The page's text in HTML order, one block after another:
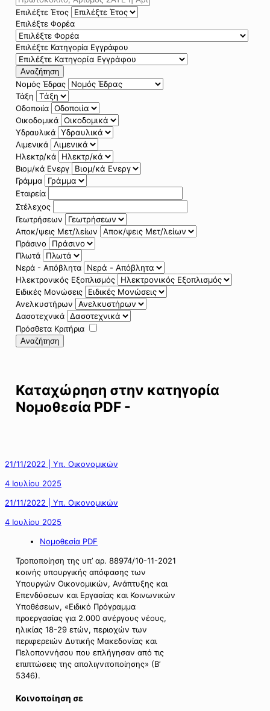
Επιλέξτε Έτος
Επιλέξτε Φορέα
Επιλέξτε Κατηγορία Εγγράφου
Αναζήτηση
Νομός Έδρας
Τάξη
Οδοποιία
Οικοδομικά
Υδραυλικά
Λιμενικά
Ηλεκτρ/κά
Βιομ/κά Ενεργ
Γράμμα
Εταιρεία
Στέλεχος
Γεωτρήσεων
Αποκ/ψεις Μετ/λείων
Πράσινο
Πλωτά
Νερά - Απόβλητα
Ηλεκτρονικός Εξοπλισμός
Ειδικές Μονώσεις
Ανελκυστήρων
Δασοτεχνικά
Πρόσθετα Κριτήρια
Αναζήτηση
Καταχώρηση στην κατηγορία
Νομοθεσία PDF -
21/11/2022 | Υπ. Οικονομικών
4 Ιουλίου 2025
21/11/2022 | Υπ. Οικονομικών
4 Ιουλίου 2025
Νομοθεσία PDF
Τροποποίηση της υπ’ αρ. 88974/10-11-2021
κοινής υπουργικής απόφασης των
Υπουργών Οικονομικών, Ανάπτυξης και
Επενδύσεων και Εργασίας και Κοινωνικών
Υποθέσεων, «Ειδικό Πρόγραμμα
προεργασίας για 2.000 ανέργους νέους,
ηλικίας 18-29 ετών, περιοχών των
περιφερειών Δυτικής Μακεδονίας και
Πελοποννήσου που επλήγησαν από τις
επιπτώσεις της απολιγνιτοποίησης» (Β’
5346).
Κοινοποίηση σε